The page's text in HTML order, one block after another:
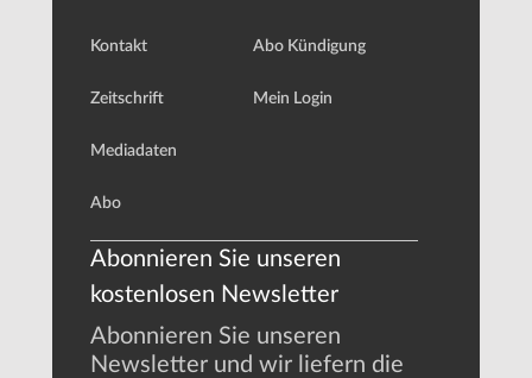
Kontakt
Zeitschrift
Mediadaten
Abo
Abo Kündigung
Mein Login
Abonnieren Sie unseren
kostenlosen Newsletter
Abonnieren Sie unseren
Newsletter und wir liefern die